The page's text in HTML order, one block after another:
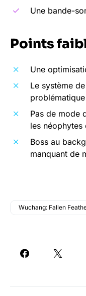
Une bande-
Points
Une
Le système
problématique
Pas de mode
les néophytes
Boss au
manquant de
Wuchang: Fallen